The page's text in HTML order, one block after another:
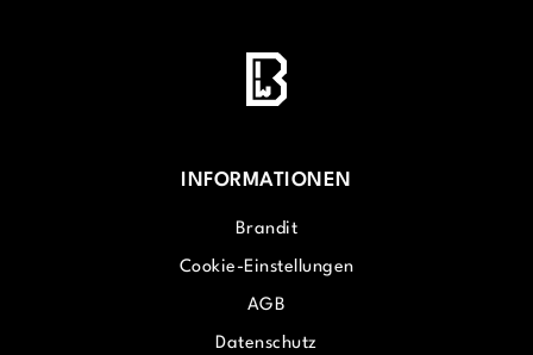
INFORMATIONEN
Brandit
Cookie-Einstellungen
AGB
Datenschutz